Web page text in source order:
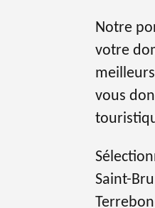
Notre
votre
vous
Saint-